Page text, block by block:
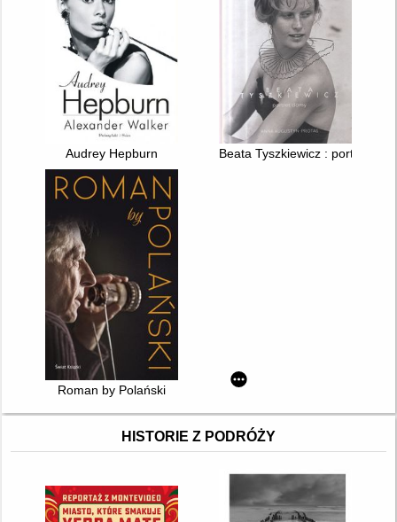
Audrey Hepburn Beata Tyszkiewicz : portret
Roman by Polański
HISTORIE Z PODRÓŻY